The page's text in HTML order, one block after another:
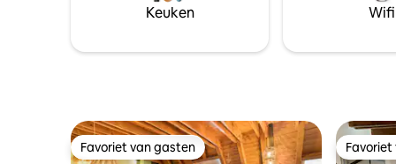
zeer
slechts
Keuken Wifi
Favoriet van gasten
Favoriet van gasten